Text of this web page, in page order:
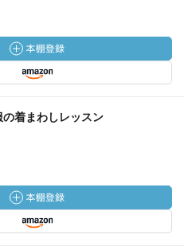
着まわしレッスン